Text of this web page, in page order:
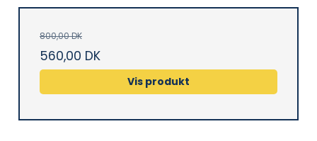
800,00 DK
560,00 DK
Vis produkt